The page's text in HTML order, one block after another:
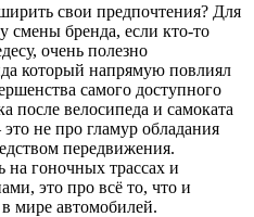
свои предпочтения? Для
смены бренда, если кто-то
очень полезно
который напрямую повлиял
самого доступного
после велосипеда и самоката
не про гламур обладания
передвижения.
на гоночных трассах и
это про всё то, что и
мире автомобилей.